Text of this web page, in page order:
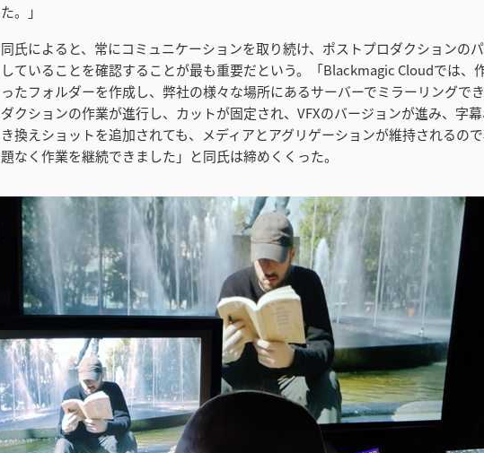
た。」
同氏によると、常にコミュニケーションを取り続け、ポストプロダクションの
していることを確認することが最も重要だという。「Blackmagic Cloudでは、
ったフォルダーを作成し、弊社の様々な場所にあるサーバーでミラーリングで
ダクションの作業が進行し、カットが固定され、VFXのバージョンが進み、字
き換えショットを追加されても、メディアとアグリゲーションが維持されるの
題なく作業を継続できました」と同氏は締めくくった。